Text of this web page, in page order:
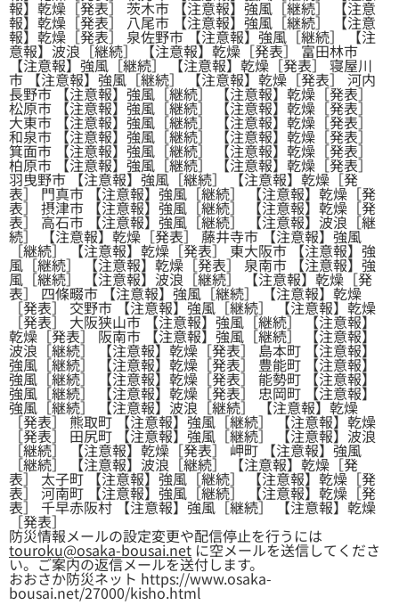
報】乾燥［発表］ 茨木市 【注意報】強風［継続］ 【注意
報】乾燥［発表］ 八尾市 【注意報】強風［継続］ 【注意
報】乾燥［発表］ 泉佐野市 【注意報】強風［継続］ 【注
意報】波浪［継続］ 【注意報】乾燥［発表］ 富田林市
【注意報】強風［継続］ 【注意報】乾燥［発表］ 寝屋川
市 【注意報】強風［継続］ 【注意報】乾燥［発表］ 河内
長野市 【注意報】強風［継続］ 【注意報】乾燥［発表］
松原市 【注意報】強風［継続］ 【注意報】乾燥［発表］
大東市 【注意報】強風［継続］ 【注意報】乾燥［発表］
和泉市 【注意報】強風［継続］ 【注意報】乾燥［発表］
箕面市 【注意報】強風［継続］ 【注意報】乾燥［発表］
柏原市 【注意報】強風［継続］ 【注意報】乾燥［発表］
羽曳野市 【注意報】強風［継続］ 【注意報】乾燥［発
表］ 門真市 【注意報】強風［継続］ 【注意報】乾燥［発
表］ 摂津市 【注意報】強風［継続］ 【注意報】乾燥［発
表］ 高石市 【注意報】強風［継続］ 【注意報】波浪［継
続］ 【注意報】乾燥［発表］ 藤井寺市 【注意報】強風
［継続］ 【注意報】乾燥［発表］ 東大阪市 【注意報】強
風［継続］ 【注意報】乾燥［発表］ 泉南市 【注意報】強
風［継続］ 【注意報】波浪［継続］ 【注意報】乾燥［発
表］ 四條畷市 【注意報】強風［継続］ 【注意報】乾燥
［発表］ 交野市 【注意報】強風［継続］ 【注意報】乾燥
［発表］ 大阪狭山市 【注意報】強風［継続］ 【注意報】
乾燥［発表］ 阪南市 【注意報】強風［継続］ 【注意報】
波浪［継続］ 【注意報】乾燥［発表］ 島本町 【注意報】
強風［継続］ 【注意報】乾燥［発表］ 豊能町 【注意報】
強風［継続］ 【注意報】乾燥［発表］ 能勢町 【注意報】
強風［継続］ 【注意報】乾燥［発表］ 忠岡町 【注意報】
強風［継続］ 【注意報】波浪［継続］ 【注意報】乾燥
［発表］ 熊取町 【注意報】強風［継続］ 【注意報】乾燥
［発表］ 田尻町 【注意報】強風［継続］ 【注意報】波浪
［継続］ 【注意報】乾燥［発表］ 岬町 【注意報】強風
［継続］ 【注意報】波浪［継続］ 【注意報】乾燥［発
表］ 太子町 【注意報】強風［継続］ 【注意報】乾燥［発
表］ 河南町 【注意報】強風［継続］ 【注意報】乾燥［発
表］ 千早赤阪村 【注意報】強風［継続］ 【注意報】乾燥
［発表］
防災情報メールの設定変更や配信停止を行うには
touroku@osaka-bousai.netに空メールを送信してくださ
い。ご案内の返信メールを送付します。
おおさか防災ネット https://www.osaka-
bousai.net/27000/kisho.html